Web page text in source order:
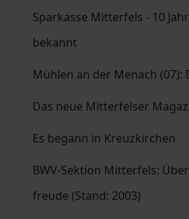
Sparkasse Mitterfels - 10
bekannt
Mühlen an der Menach (07):
Das neue Mitterfelser
Es begann in Kreuzkirchen
BWV-Sektion Mitterfels:
freude (Stand: 2003)